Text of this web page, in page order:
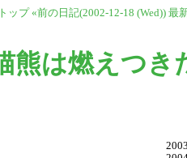
トップ «前の日記(2002-12-18 (Wed)) 最
熊は燃えつき